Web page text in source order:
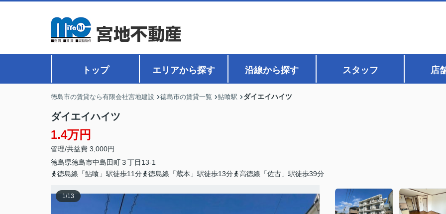
トップ エリアから探す 沿線から探す スタッフ 店
徳島市の賃貸なら有限会社宮地建設 徳島市の賃貸一覧 鮎喰駅 ダイエイハイツ
ダイエイハイツ
1.4万円
管理/共益費 3,000円
徳島県徳島市中島田町３丁目13-1
徳島線「鮎喰」駅徒歩11分
徳島線「蔵本」駅徒歩13分 高徳線「佐古」駅徒歩39分
1/13